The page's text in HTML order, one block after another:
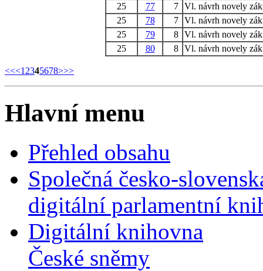
25
77 7 Vl. návrh novely
25
78 7 Vl. návrh novely
25
79 8 Vl. návrh novely
25
80 8 Vl. návrh novely
<<<1 2345678>>>
Hlavní menu
Přehled obsahu
Společná česko-
digitální parlamentní
Digitální knihovna
České sněmy